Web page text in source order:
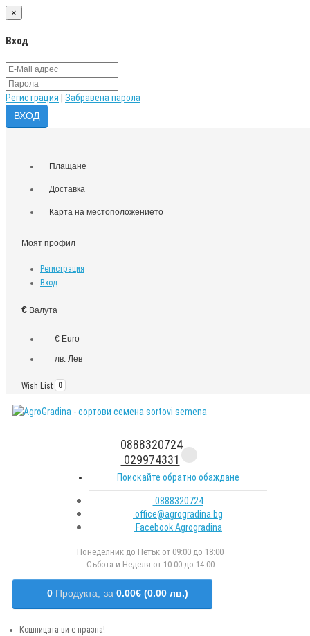
×
Вход
Регистрация Забравена парола
Плащане
Доставка
Карта на местоположението
Моят профил
Регистрация
Вход
€ Валута
€ Euro
лв. Лев
Wish List 0
0888320724
029974331
Поискайте обратно обаждане
0888320724
office@agrogradina.bg
Facebook Agrogradina
Понеделник до Петък от 09:00 до 18:00
Събота и Неделя от 10:00 до 14:00
0 Продукта, за 0.00€ (0.00 лв.)
Кошницата ви е празна!